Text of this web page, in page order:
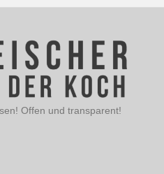
Offen und transparent!